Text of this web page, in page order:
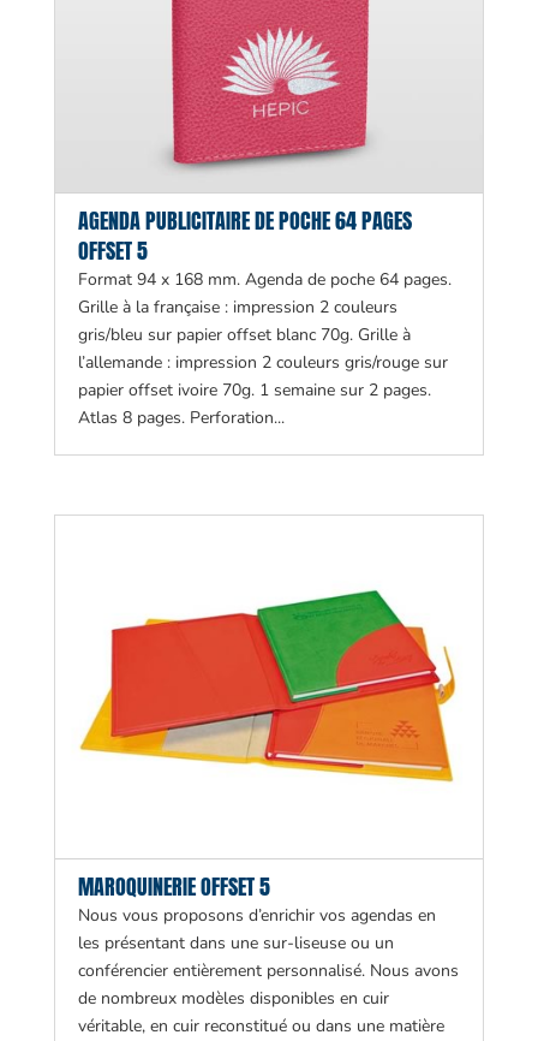
AGENDA PUBLICITAIRE DE POCHE 64 PAGES
OFFSET 5
Format 94 x 168 mm. Agenda de poche 64 pages.
Grille à la française : impression 2 couleurs
gris/bleu sur papier offset blanc 70g. Grille à
l’allemande : impression 2 couleurs gris/rouge sur
papier offset ivoire 70g. 1 semaine sur 2 pages.
Atlas 8 pages. Perforation...
MAROQUINERIE OFFSET 5
Nous vous proposons d’enrichir vos agendas en
les présentant dans une sur-liseuse ou un
conférencier entièrement personnalisé. Nous avons
de nombreux modèles disponibles en cuir
véritable, en cuir reconstitué ou dans une matière